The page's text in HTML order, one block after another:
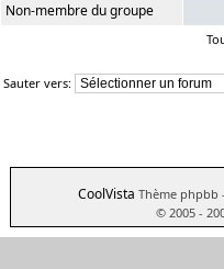
Non-membre du groupe
Sauter vers:
CoolVista Thème phpbb
© 2005 -